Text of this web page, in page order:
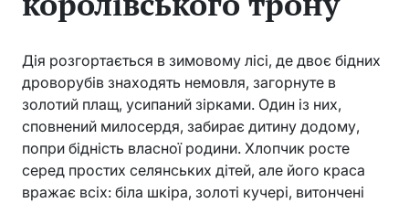
Дія розгортається в зимовому лісі, де двоє бідних
дроворубів знаходять немовля, загорнуте в
золотий плащ, усипаний зірками. Один із них,
сповнений милосердя, забирає дитину додому,
попри бідність власної родини. Хлопчик росте
серед простих селянських дітей, але його краса
вражає всіх: біла шкіра, золоті кучері, витончені